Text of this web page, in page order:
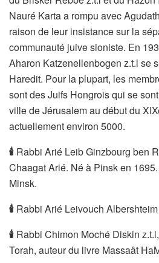
Nauré Karta a rompu avec
raison de leur insistance sur la
communauté juive sioniste. En
Aharon Katzenellenbogen z.t.l se
Haredit. Pour la plupart, les
sont des Juifs Hongrois qui se
ville de Jérusalem au début du
actuellement environ 5000.
🕯 Rabbi Arié Leib Ginzbourg ben
Chaagat Arié. Né à Pinsk en
Minsk.
🕯 Rabbi Arié Leivouch
🕯 Rabbi Chimon Moché Diskin
Torah, auteur du livre Massaât